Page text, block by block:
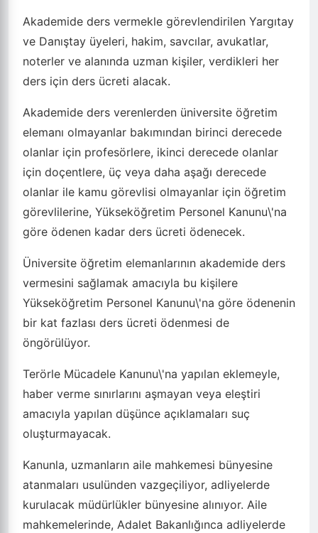
Akademide ders vermekle görevlendirilen Yargıtay
ve Danıştay üyeleri, hakim, savcılar, avukatlar,
noterler ve alanında uzman kişiler, verdikleri her
ders için ders ücreti alacak.
Akademide ders verenlerden üniversite öğretim
elemanı olmayanlar bakımından birinci derecede
olanlar için profesörlere, ikinci derecede olanlar
için doçentlere, üç veya daha aşağı derecede
olanlar ile kamu görevlisi olmayanlar için öğretim
görevlilerine, Yükseköğretim Personel Kanunu\'na
göre ödenen kadar ders ücreti ödenecek.
Üniversite öğretim elemanlarının akademide ders
vermesini sağlamak amacıyla bu kişilere
Yükseköğretim Personel Kanunu\'na göre ödenenin
bir kat fazlası ders ücreti ödenmesi de
öngörülüyor.
Terörle Mücadele Kanunu\'na yapılan eklemeyle,
haber verme sınırlarını aşmayan veya eleştiri
amacıyla yapılan düşünce açıklamaları suç
oluşturmayacak.
Kanunla, uzmanların aile mahkemesi bünyesine
atanmaları usulünden vazgeçiliyor, adliyelerde
kurulacak müdürlükler bünyesine alınıyor. Aile
mahkemelerinde, Adalet Bakanlığınca adliyelerde